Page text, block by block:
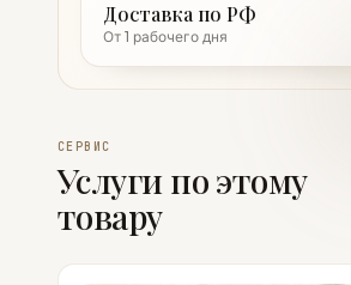
Доставка по РФ
От 1 рабочего дня
СЕРВИС
Услуги по этому
товару